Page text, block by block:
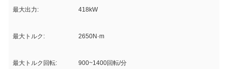
最大出力: 418kW
最大トルク: 2650N·m
最大トルク回転: 900~1400回転/分